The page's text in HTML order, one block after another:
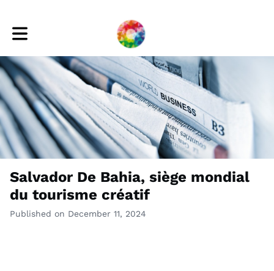
Toggle main navigation
Salvador De Bahia, siège mondial
du tourisme créatif
Published on December 11, 2024